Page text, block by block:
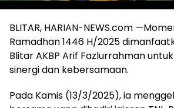
BLITAR, HARIAN-NEWS.com
Ramadhan 1446 H/2025
Blitar AKBP Arif Fazlurrahman
sinergi dan kebersamaan.
Pada Kamis (13/3/2025), ia